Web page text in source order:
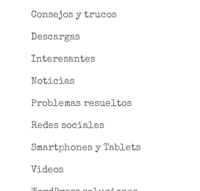
Consejos y trucos
Descargas
Interesantes
Noticias
Problemas resueltos
Redes sociales
Smartphones y Tablets
Videos